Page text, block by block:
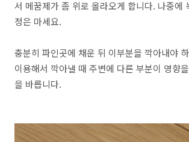
서 메꿈제가 좀 위로 올라오게 합니다. 나중에
정은 마세요.
충분히 파인곳에 채운 뒤 이부분을 깍아내야
이용해서 깍아낼 때 주변에 다른 부분이 영향
을 바릅니다.